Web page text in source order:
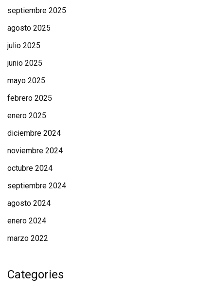
septiembre 2025
agosto 2025
julio 2025
junio 2025
mayo 2025
febrero 2025
enero 2025
diciembre 2024
noviembre 2024
octubre 2024
septiembre 2024
agosto 2024
enero 2024
marzo 2022
Categories